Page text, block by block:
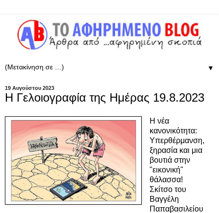
▼
19 Αυγούστου 2023
Η Γελοιογραφία της Ημέρας 19.8.2023
Η νέα
κανονικότητα:
Υπερθέρμανση,
ξηρασία και μια
βουτιά στην
"εικονική"
θάλασσα!
Σκίτσο του
Βαγγέλη
Παπαβασιλείου